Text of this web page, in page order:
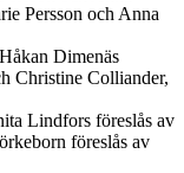
Persson och Anna
Dimenäs
Christine Colliander,
Lindfors föreslås av
föreslås av